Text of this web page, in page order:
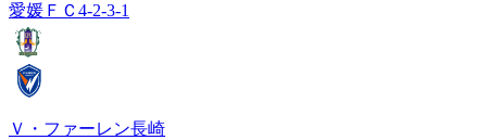
愛媛ＦＣ 4-2-3-1
Ｖ・ファーレン長崎